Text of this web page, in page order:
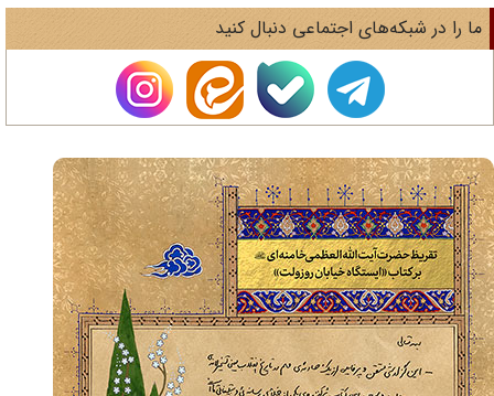
را در شبکه‌های اجتماعی دنبال کنید